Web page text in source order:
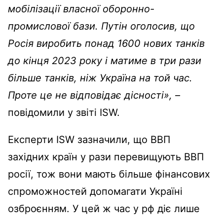
мобілізації власної оборонно-
промислової бази. Путін оголосив, що
Росія виробить понад 1600 нових танків
до кінця 2023 року і матиме в три рази
більше танків, ніж Україна на той час.
Проте це не відповідає дісності», –
повідомили у звіті ISW.
Експерти ISW зазначили, що ВВП
західних країн у рази перевищують ВВП
росії, тож вони мають більше фінансових
спроможностей допомагати Україні
озброєнням. У цей ж час у рф діє лише